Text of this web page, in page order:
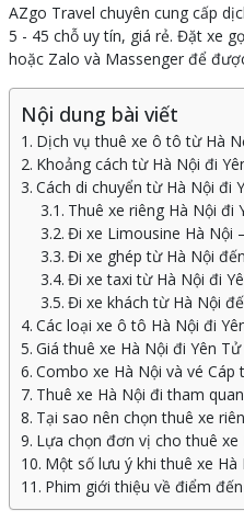
AZgo Travel chuyên cung cấp
5 - 45 chỗ uy tín, giá rẻ. Đặt xe
hoặc Zalo và Massenger để
Nội dung bài viết
Dịch vụ thuê xe ô tô từ Hà
Khoảng cách từ Hà Nội đi
Cách di chuyển từ Hà Nội đi
Thuê xe riêng Hà Nội đi
Đi xe Limousine Hà Nội
Đi xe ghép từ Hà Nội
Đi xe taxi từ Hà Nội đi
Đi xe khách từ Hà Nội
Các loại xe ô tô Hà Nội đi
Giá thuê xe Hà Nội đi Yên
Combo xe Hà Nội và vé Cáp
Thuê xe Hà Nội đi tham
Tại sao nên chọn thuê xe
Lựa chọn đơn vị cho thuê xe
Một số lưu ý khi thuê xe Hà
Phim giới thiệu về điểm